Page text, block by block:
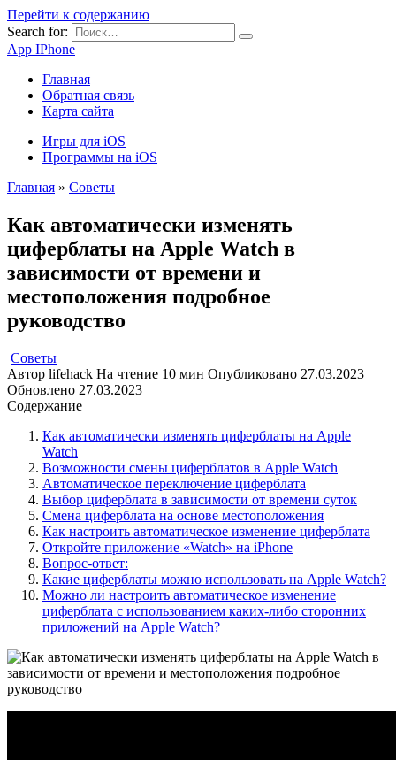
Перейти к содержанию
Search for:
App IPhone
Главная
Обратная связь
Карта сайта
Игры для iOS
Программы на iOS
Главная » Советы
Как автоматически изменять
циферблаты на Apple Watch в
зависимости от времени и
местоположения подробное
руководство
Советы
Автор lifehack На чтение 10 мин Опубликовано 27.03.2023
Обновлено 27.03.2023
Содержание
Как автоматически изменять циферблаты на Apple
Watch
Возможности смены циферблатов в Apple Watch
Автоматическое переключение циферблата
Выбор циферблата в зависимости от времени суток
Смена циферблата на основе местоположения
Как настроить автоматическое изменение циферблата
Откройте приложение «Watch» на iPhone
Вопрос-ответ:
Какие циферблаты можно использовать на Apple Watch?
Можно ли настроить автоматическое изменение
циферблата с использованием каких-либо сторонних
приложений на Apple Watch?